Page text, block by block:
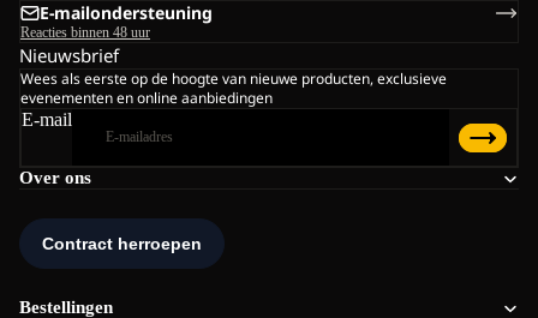
Over ons
Bestellingen
E-mailondersteuning
Reacties binnen 48 uur
Nieuwsbrief
Wees als eerste op de hoogte van nieuwe producten, exclusieve
evenementen en online aanbiedingen
E-mail